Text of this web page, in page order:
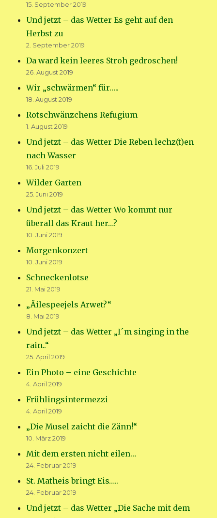
15. September 2019
Und jetzt – das Wetter Es geht auf den
Herbst zu
2. September 2019
Da ward kein leeres Stroh gedroschen!
26. August 2019
Wir „schwärmen“ für…..
18. August 2019
Rotschwänzchens Refugium
1. August 2019
Und jetzt – das Wetter Die Reben lechz(t)en
nach Wasser
16. Juli 2019
Wilder Garten
25. Juni 2019
Und jetzt – das Wetter Wo kommt nur
überall das Kraut her…?
10. Juni 2019
Morgenkonzert
10. Juni 2019
Schneckenlotse
21. Mai 2019
„Äilespeejels Arwet?“
8. Mai 2019
Und jetzt – das Wetter „I´m singing in the
rain..“
25. April 2019
Ein Photo – eine Geschichte
4. April 2019
Frühlingsintermezzi
4. April 2019
„Die Musel zaicht die Zänn!“
10. März 2019
Mit dem ersten nicht eilen…
24. Februar 2019
St. Matheis bringt Eis…..
24. Februar 2019
Und jetzt – das Wetter „Die Sache mit dem